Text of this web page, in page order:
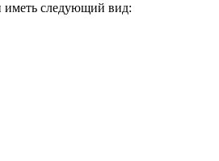
иметь следующий вид: